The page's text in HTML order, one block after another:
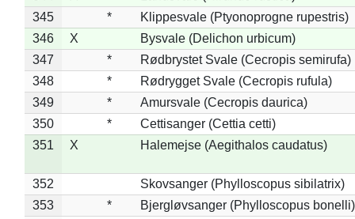
345
*
Klippesvale (Ptyonoprogne rupestris)
346
X
Bysvale (Delichon urbicum)
347
*
Rødbrystet Svale (Cecropis semirufa)
348
*
Rødrygget Svale (Cecropis rufula)
349
*
Amursvale (Cecropis daurica)
350
*
Cettisanger (Cettia cetti)
351
X Halemejse (Aegithalos caudatus)
352
Skovsanger (Phylloscopus sibilatrix)
353
*
Bjergløvsanger (Phylloscopus bonelli)